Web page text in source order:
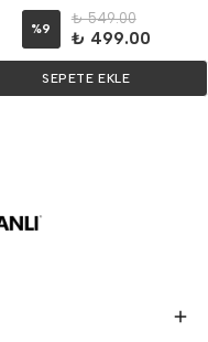
%9
₺ 549.00
₺ 499.00
SEPETE EKLE